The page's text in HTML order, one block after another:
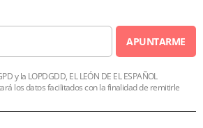
APUNTARME
y la LOPDGDD, EL LEÓN DE EL ESPAÑOL
los datos facilitados con la finalidad de remitirle